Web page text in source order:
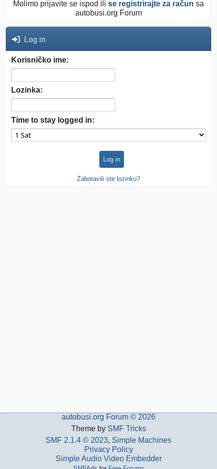
Molimo prijavite se ispod ili se registrirajte za račun sa
autobusi.org Forum
Log in
Korisničko ime:
Lozinka:
Time to stay logged in:
Zaboravili ste lozinku?
autobusi.org Forum © 2026
Theme by SMF Tricks
SMF 2.1.4 © 2023, Simple Machines
Privacy Policy
Simple Audio Video Embedder